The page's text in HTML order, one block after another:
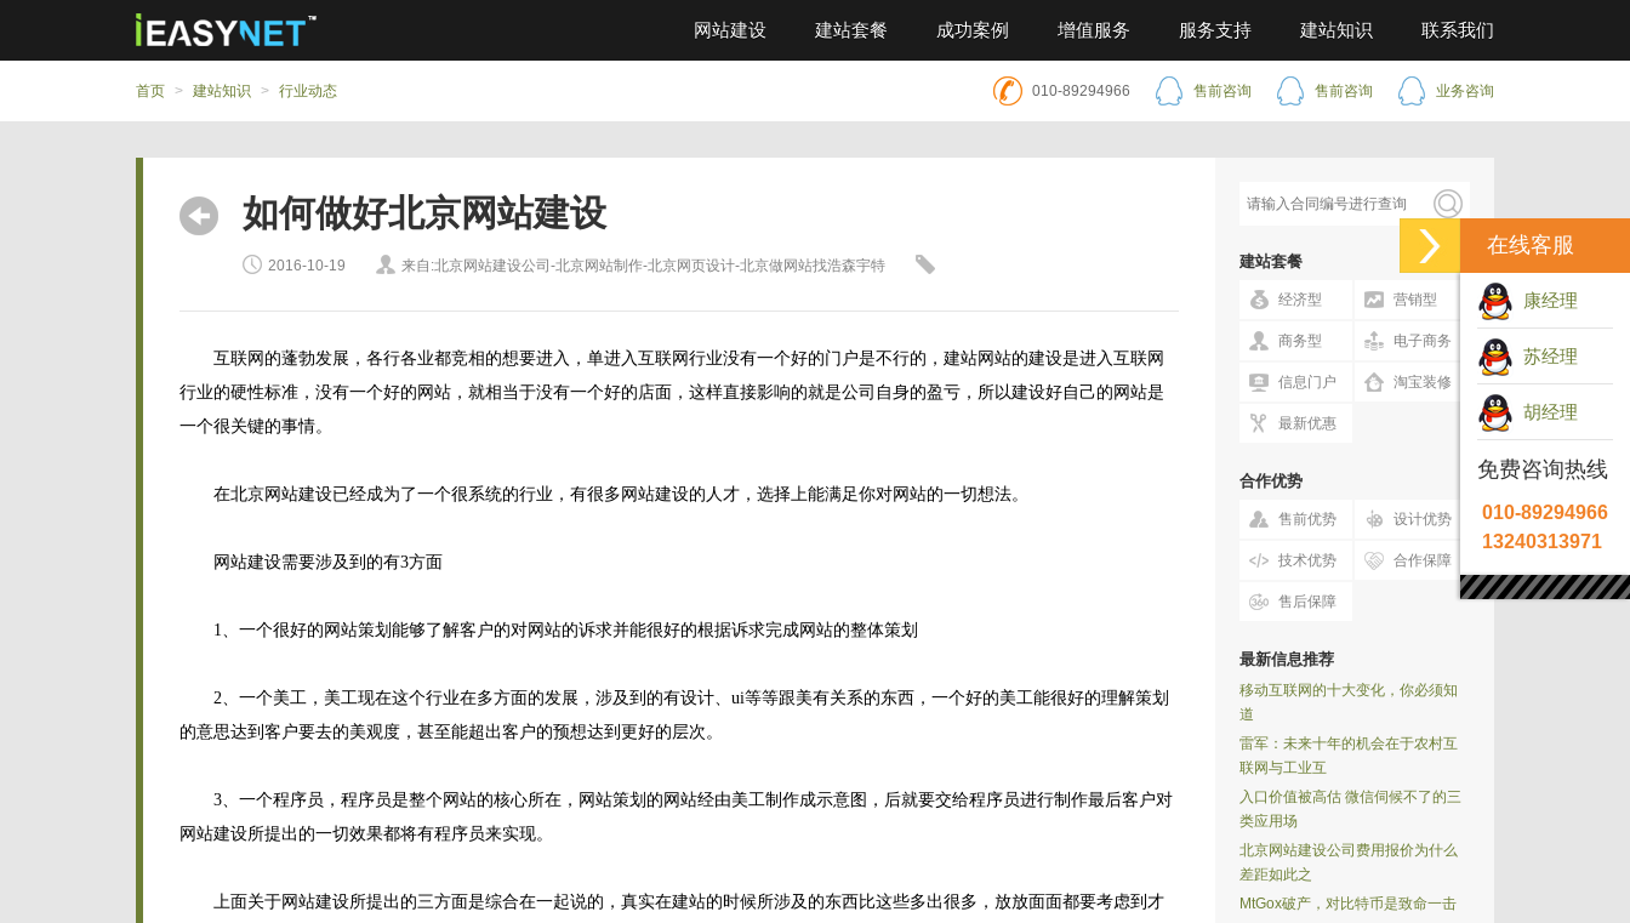
网站建设 建站套餐 成功案例 增值服务 服务支持 建站知识 联系我们
首页 > 建站知识 > 行业动态 010-89294966 售前咨询 售前咨询 业务咨询
如何做好北京网站建设
2016-10-19 来自:北京网站建设公司-北京网站制作-北京网页设计-北京做网站找浩森宇特
互联网的蓬勃发展，各行各业都竞相的想要进入，单进入互联网行业没有一个好的门户是不行的，建站网站的建设是进入互联网
行业的硬性标准，没有一个好的网站，就相当于没有一个好的店面，这样直接影响的就是公司自身的盈亏，所以建设好自己的网站是
一个很关键的事情。
在北京网站建设已经成为了一个很系统的行业，有很多网站建设的人才，选择上能满足你对网站的一切想法。
网站建设需要涉及到的有3方面
1、一个很好的网站策划能够了解客户的对网站的诉求并能很好的根据诉求完成网站的整体策划
2、一个美工，美工现在这个行业在多方面的发展，涉及到的有设计、ui等等跟美有关系的东西，一个好的美工能很好的理解策划
的意思达到客户要去的美观度，甚至能超出客户的预想达到更好的层次。
3、一个程序员，程序员是整个网站的核心所在，网站策划的网站经由美工制作成示意图，后就要交给程序员进行制作最后客户对
网站建设所提出的一切效果都将有程序员来实现。
上面关于网站建设所提出的三方面是综合在一起说的，真实在建站的时候所涉及的东西比这些多出很多，放放面面都要考虑到才
建站套餐
经济型 营销型
商务型 电子商务
信息门户 淘宝装修
最新优惠
合作优势
售前优势 设计优势
技术优势 合作保障
售后保障
最新信息推荐
移动互联网的十大变化，你必须知
道
雷军：未来十年的机会在于农村互
联网与工业互
入口价值被高估 微信伺候不了的三
类应用场
北京网站建设公司费用报价为什么
差距如此之
MtGox破产，对比特币是致命一击
在线客服
康经理
苏经理
胡经理
免费咨询热线
010-89294966
13240313971